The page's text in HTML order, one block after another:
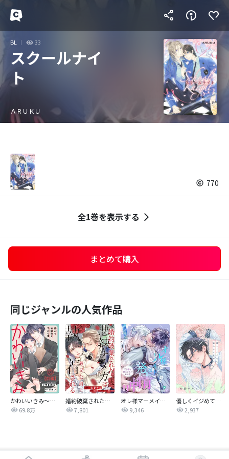
BL 33
スクールナイ
ト
ＡＲＵＫＵ
770
全1巻を表示する
まとめて購入
同じジャンルの人気作品
かわいいきみ～美人な幼馴染と平凡な僕～
69.8万
婚約破棄された悪辣オメガは義兄公爵に執着される 【連載版】
7,801
オレ様マーメイドは発情中～王子様は貧乏学生がお好き～
9,346
優しくイジめて溶かして混ぜて
2,937